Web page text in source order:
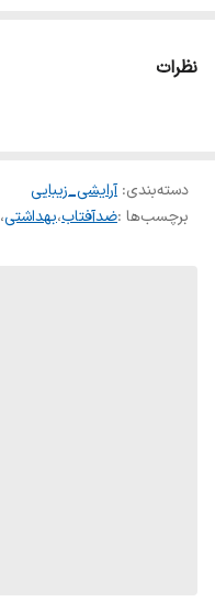
نظرات
دسته‌بندی:آرایشی_زیبایی
برچسب‌ها :ضدآفتاب،بهداشتی،